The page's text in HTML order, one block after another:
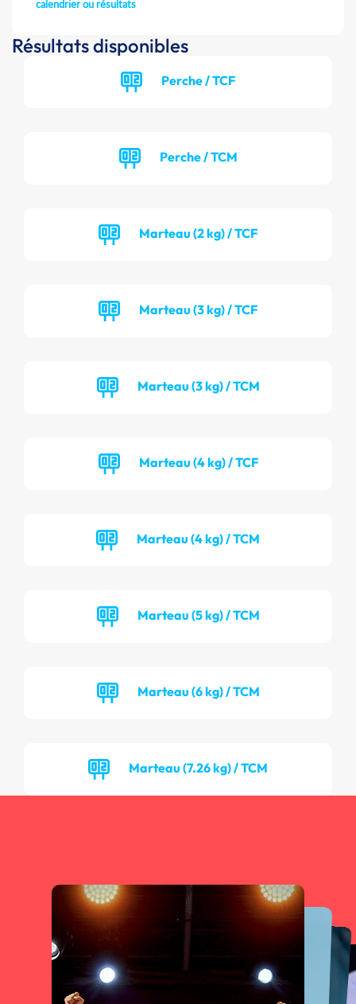
calendrier ou résultats
Résultats disponibles
Perche / TCF
Perche / TCM
Marteau (2 kg) / TCF
Marteau (3 kg) / TCF
Marteau (3 kg) / TCM
Marteau (4 kg) / TCF
Marteau (4 kg) / TCM
Marteau (5 kg) / TCM
Marteau (6 kg) / TCM
Marteau (7.26 kg) / TCM